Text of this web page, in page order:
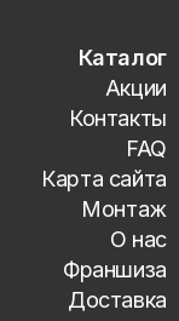
Каталог
Акции
Контакты
FAQ
Карта сайта
Монтаж
О нас
Франшиза
Доставка